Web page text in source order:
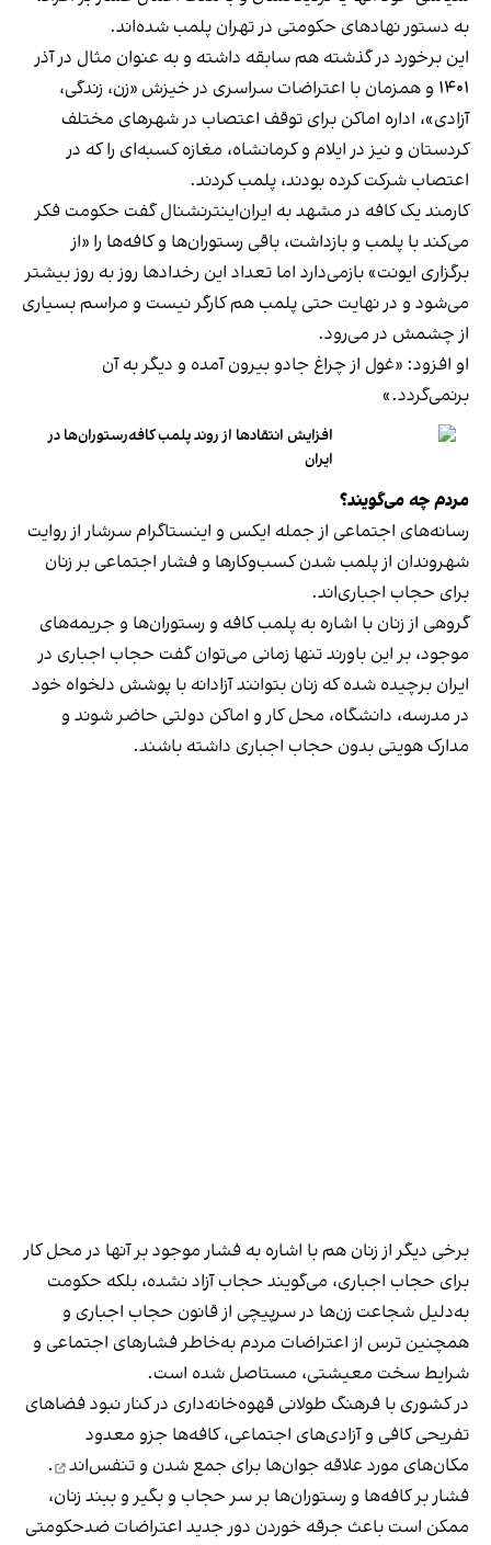
به دستور نهادهای حکومتی در تهران پلمب شده‌اند.
این برخورد در گذشته هم سابقه داشته و به عنوان مثال در آذر
۱۴۰۱ و همزمان با اعتراضات سراسری در خیزش «زن، زندگی،
آزادی»، اداره اماکن برای توقف اعتصاب در شهرهای مختلف
کردستان و نیز در ایلام و کرمانشاه، مغازه کسبه‌ای را که در
اعتصاب شرکت کرده بودند، پلمب کردند.
کارمند یک کافه در مشهد به ایران‌اینترنشنال گفت حکومت فکر
می‌کند با پلمب و بازداشت، باقی رستوران‌ها و کافه‌ها را «از
برگزاری ایونت» بازمی‌دارد اما تعداد این رخدادها روز به روز بیشتر
می‌شود و در نهایت حتی پلمب هم کارگر نیست و مراسم بسیاری
از چشمش در می‌رود.
او افزود: «غول از چراغ جادو بیرون آمده و دیگر به آن
برنمی‎‌گردد.»
افزایش انتقادها از روند پلمب کافه‌رستوران‌ها در
ایران
مردم چه می‌گویند؟
رسانه‎‌های اجتماعی از جمله ایکس و اینستاگرام سرشار از روایت
شهروندان از پلمب شدن کسب‌وکارها و فشار اجتماعی بر زنان
برای حجاب اجباری‌اند.
گروهی از زنان با اشاره به پلمب کافه و رستوران‌ها و جریمه‌های
موجود، بر این باورند تنها زمانی می‌توان گفت حجاب اجباری در
ایران برچیده شده که زنان بتوانند آزادانه با پوشش دلخواه خود
در مدرسه، دانشگاه، محل کار و اماکن دولتی حاضر شوند و
مدارک هویتی بدون حجاب اجباری داشته باشند.
برخی دیگر از زنان هم با اشاره به فشار موجود بر آنها در محل کار
برای حجاب اجباری، می‌گویند حجاب آزاد نشده، بلکه حکومت
به‌دلیل شجاعت زن‌ها در سرپیچی از قانون حجاب اجباری و
همچنین ترس از اعتراضات مردم به‌خاطر فشارهای اجتماعی و
شرایط سخت معیشتی، مستاصل شده است.
در کشوری با فرهنگ طولانی قهوه‌‌خانه‌داری در کنار نبود فضاهای
تفریحی کافی و آزادی‌های اجتماعی، کافه‌ها جزو معدود
مکان‌های مورد علاقه جوان‌ها برای جمع شدن و تنفس‌اند
.
فشار بر کافه‌ها و رستوران‌ها بر سر حجاب و بگیر و ببند زنان،
ممکن است باعث جرقه خوردن دور جدید اعتراضات ضدحکومتی